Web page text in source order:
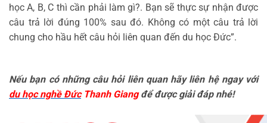
học A, B, C thì cần phải làm gì?. Bạn sẽ thực sự nhận được
câu trả lời đúng 100% sau đó. Không có một câu trả lời
chung cho hầu hết câu hỏi liên quan đến du học Đức”.
Nếu bạn có những câu hỏi liên quan hãy liên hệ ngay với
du học nghề ĐứcThanh Giangđể được giải đáp nhé!